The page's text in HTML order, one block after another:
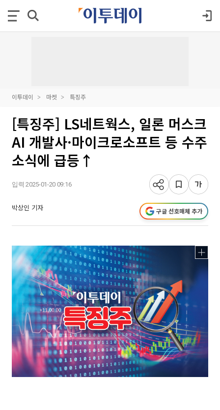
이투데이 마켓 특징주
[특징주] LS네트웍스, 일론 머스크
AI 개발사·마이크로소프트 등 수주
소식에 급등↑
입력 2025-01-20 09:16
박상인 기자 구글 선호매체 추가